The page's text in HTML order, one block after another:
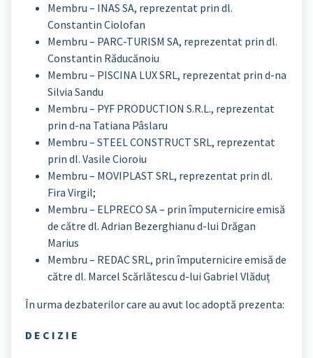
Membru – INAS SA, reprezentat prin dl.
Constantin Ciolofan
Membru – PARC-TURISM SA, reprezentat prin dl.
Constantin Răducănoiu
Membru – PISCINA LUX SRL, reprezentat prin d-na
Silvia Sandu
Membru – PYF PRODUCTION S.R.L., reprezentat
prin d-na Tatiana Pâslaru
Membru – STEEL CONSTRUCT SRL, reprezentat
prin dl. Vasile Cioroiu
Membru – MOVIPLAST SRL, reprezentat prin dl.
Fira Virgil;
Membru – ELPRECO SA – prin împuternicire emisă
de către dl. Adrian Bezerghianu d-lui Drăgan
Marius
Membru – REDAC SRL, prin împuternicire emisă de
către dl. Marcel Scărlătescu d-lui Gabriel Vlăduț
În urma dezbaterilor care au avut loc adoptă prezenta:
D E C I Z I E